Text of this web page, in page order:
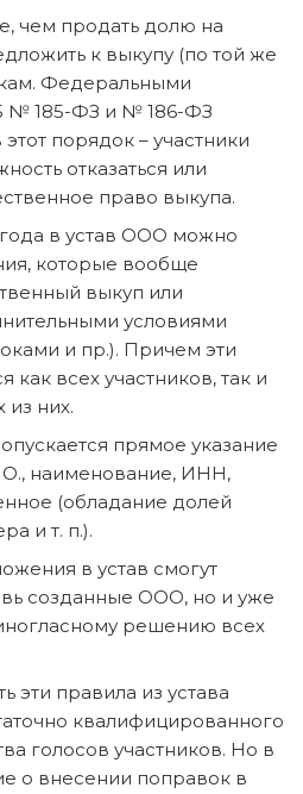
чем продать долю на
к выкупу (по той же
Федеральными
№ 185-ФЗ и № 186-ФЗ
порядок – участники
отказаться или
право выкупа.
года в устав ООО можно
которые вообще
выкуп или
условиями
и пр.). Причем эти
как всех участников, так и
из них.
прямое указание
О., наименование, ИНН,
(обладание долей
и т. п.).
в устав смогут
созданные ООО, но и уже
решению всех
эти правила из устава
квалифицированного
голосов участников. Но в
о внесении поправок в